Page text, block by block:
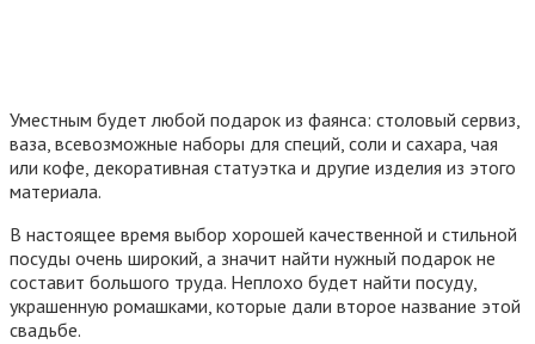
Уместным будет любой подарок из фаянса: столовый сервиз,
ваза, всевозможные наборы для специй, соли и сахара, чая
или кофе, декоративная статуэтка и другие изделия из этого
материала.
В настоящее время выбор хорошей качественной и стильной
посуды очень широкий, а значит найти нужный подарок не
составит большого труда. Неплохо будет найти посуду,
украшенную ромашками, которые дали второе название этой
свадьбе.